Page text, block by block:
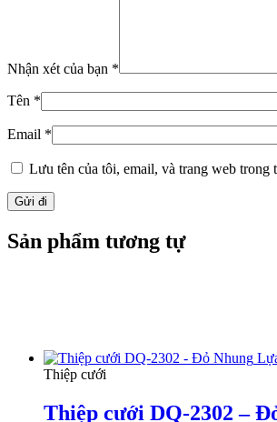
Nhận xét của bạn *
Tên *
Email *
Lưu tên của tôi, email, và trang web trong
Sản phẩm tương tự
Thiệp cưới
Thiệp cưới DQ-2302 –